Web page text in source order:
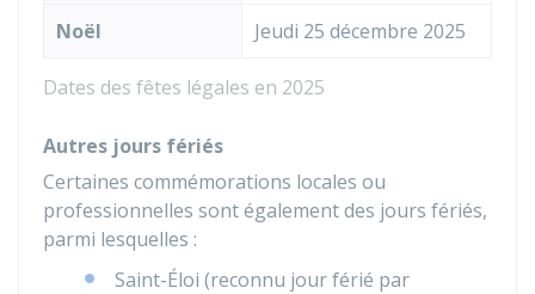
Dates des fêtes légales en 2025
Noël Jeudi 25 décembre 2025
Autres jours fériés
Certaines commémorations locales ou
professionnelles sont également des jours fériés,
parmi lesquelles :
Saint-Éloi (reconnu jour férié par